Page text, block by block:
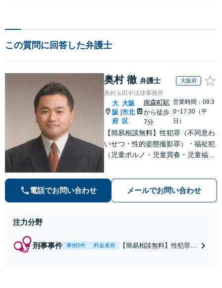
この質問に回答した弁護士
奥村 徹 弁護士 大阪府
奥村＆田中法律事務所
大
阪
府
大阪
市北
区
南森町駅
から徒歩
7分
営業時間：09:3
0~17:30（平
日）
【簡易相談無料】性犯罪（不同意わ
いせつ・性的姿態撮影罪）・福祉犯
（児童ポルノ・児童買春・児童福祉
等）に非常に詳しい弁護士です
電話でお問い合わせ メールでお問い合わせ
注力分野
刑事事件 事例5件 料金表有
【簡易相談無料】性犯罪